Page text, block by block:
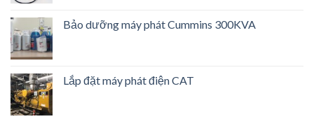
Bảo dưỡng máy phát Cummins 300KVA
Lắp đặt máy phát điện CAT